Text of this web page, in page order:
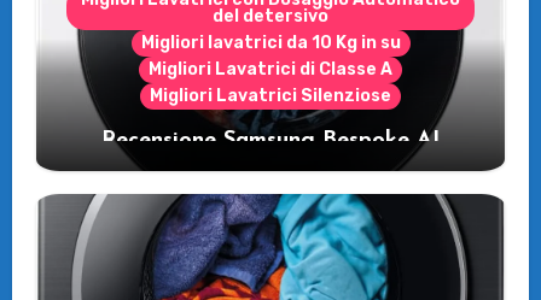
del detersivo
Migliori lavatrici da 10 Kg in su
Migliori Lavatrici di Classe A
Migliori Lavatrici Silenziose
Recensione Samsung Bespoke AI
WW11DB7B94GE/U3: la lavatrice
intelligente che fa risparmiare